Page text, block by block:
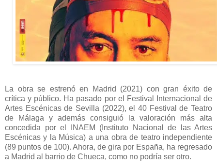
La obra se estrenó en Madrid (2021) con gran éxito de
crítica y público. Ha pasado por el Festival Internacional de
Artes Escénicas de Sevilla (2022), el 40 Festival de Teatro
de Málaga y además consiguió la valoración más alta
concedida por el INAEM (Instituto Nacional de las Artes
Escénicas y la Música) a una obra de teatro independiente
(89 puntos de 100). Ahora, de gira por España, ha regresado
a Madrid al barrio de Chueca, como no podría ser otro.